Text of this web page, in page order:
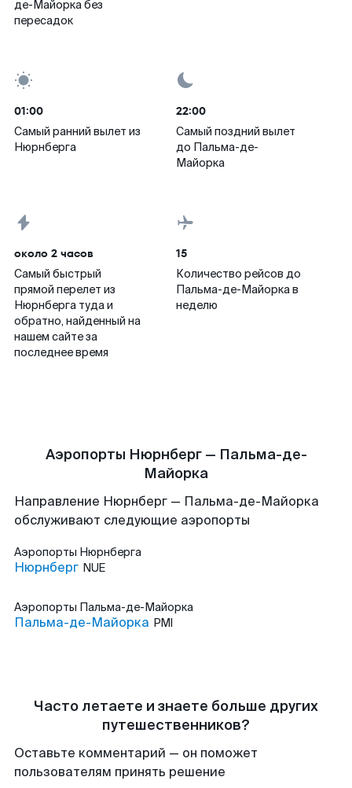
де-Майорка без
пересадок
01:00
Самый ранний вылет из
Нюрнберга
22:00
Самый поздний вылет
до Пальма-де-
Майорка
около 2 часов
Самый быстрый
прямой перелет из
Нюрнберга туда и
обратно, найденный на
нашем сайте за
последнее время
15
Количество рейсов до
Пальма-де-Майорка в
неделю
Аэропорты Нюрнберг — Пальма-де-
Майорка
Направление Нюрнберг — Пальма-де-Майорка
обслуживают следующие аэропорты
Аэропорты Нюрнберга
Нюрнберг NUE
Аэропорты Пальма-де-Майорка
Пальма-де-Майорка PMI
Часто летаете и знаете больше других
путешественников?
Оставьте комментарий — он поможет
пользователям принять решение